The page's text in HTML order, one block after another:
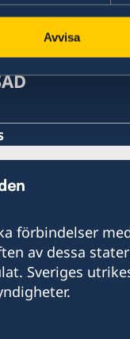
Avvisa
förbindelser
av dessa
Sveriges